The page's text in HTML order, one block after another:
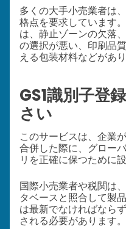
多くの大手小売業者は
格点を要求しています
は、静止ゾーンの欠落
の選択が悪い、印刷品
える包装材料などがあり
GS1識別子登
さい
このサービスは、企業
合併した際に、グロー
リを正確に保つために
国際小売業者や税関は
タベースと照合して製
は最新でなければなら
される必要があります。